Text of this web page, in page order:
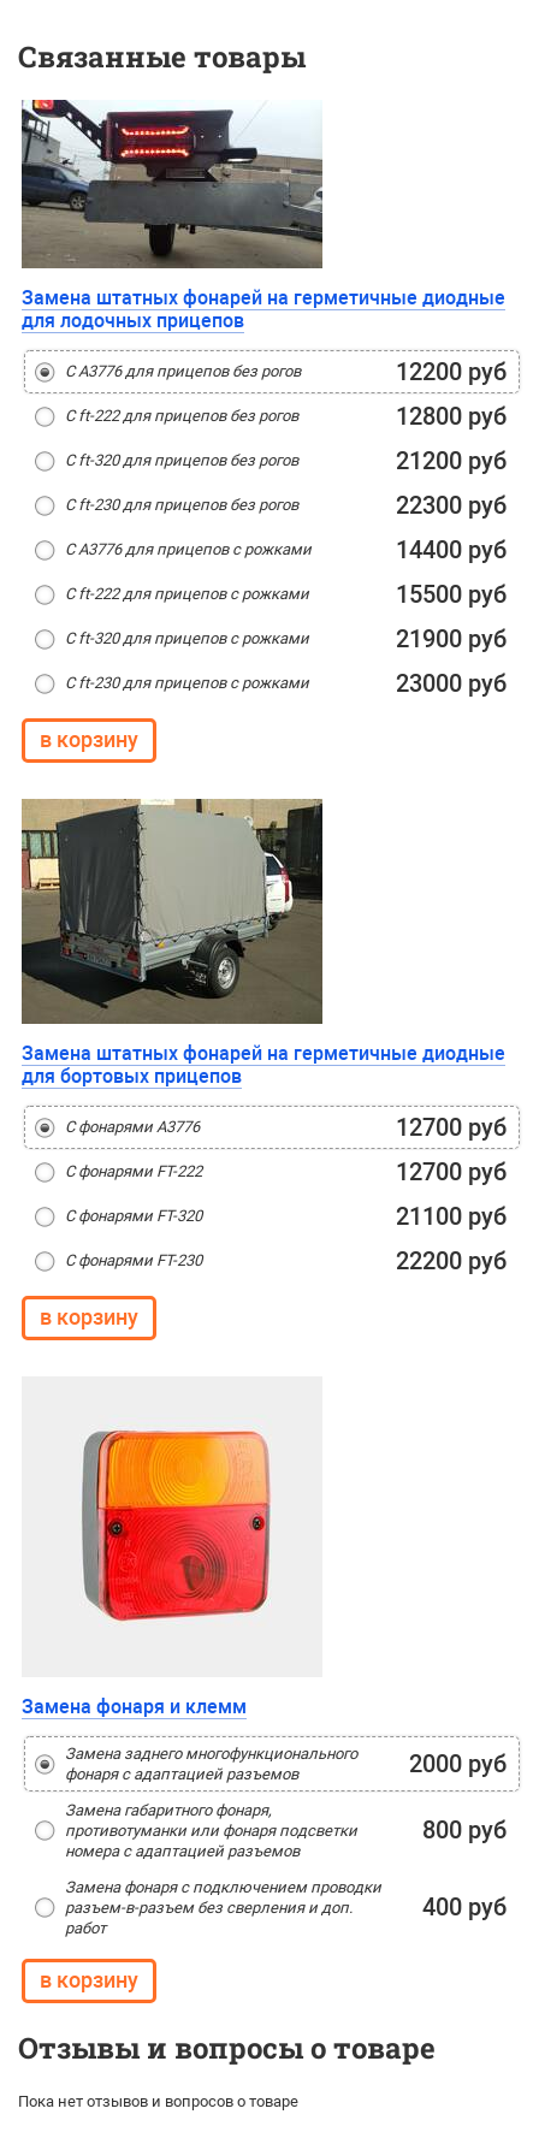
Связанные товары
Замена штатных фонарей на герметичные диодные
для лодочных прицепов
С А3776 для прицепов без рогов 12200 руб
С ft-222 для прицепов без рогов 12800 руб
С ft-320 для прицепов без рогов 21200 руб
С ft-230 для прицепов без рогов 22300 руб
С А3776 для прицепов с рожками 14400 руб
С ft-222 для прицепов с рожками 15500 руб
С ft-320 для прицепов с рожками 21900 руб
С ft-230 для прицепов с рожками 23000 руб
Замена штатных фонарей на герметичные диодные
для бортовых прицепов
С фонарями А3776 12700 руб
С фонарями FT-222 12700 руб
С фонарями FT-320 21100 руб
С фонарями FT-230 22200 руб
Замена фонаря и клемм
Замена заднего многофункционального
фонаря с адаптацией разъемов
2000 руб
Замена габаритного фонаря,
противотуманки или фонаря подсветки
номера с адаптацией разъемов
800 руб
Замена фонаря с подключением проводки
разъем-в-разъем без сверления и доп.
работ
400 руб
Отзывы и вопросы о товаре
Пока нет отзывов и вопросов о товаре